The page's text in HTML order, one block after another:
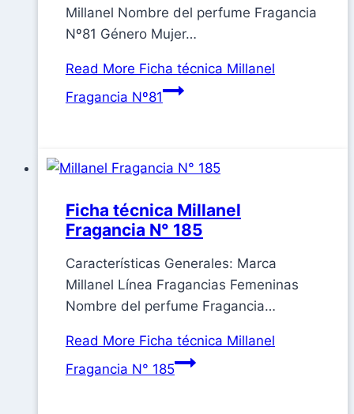
Millanel Nombre del perfume Fragancia
Nº81 Género Mujer…
Read More Ficha técnica Millanel
Fragancia Nº81
Ficha técnica Millanel
Fragancia N° 185
Características Generales: Marca
Millanel Línea Fragancias Femeninas
Nombre del perfume Fragancia…
Read More Ficha técnica Millanel
Fragancia N° 185